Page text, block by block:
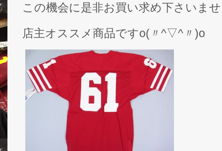
この機会に是非お買い求め下さいま
店主オススメ商品ですo(〃^▽^〃)o